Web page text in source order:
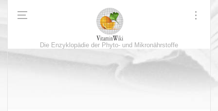
Die Enzyklopädie der Phyto- und Mikronährstoffe